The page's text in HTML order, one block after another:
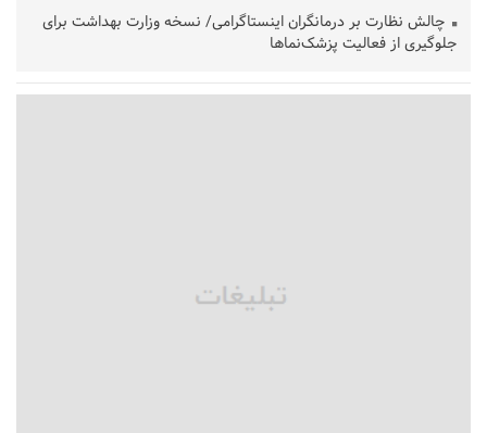
چالش نظارت بر درمانگران اینستاگرامی/ نسخه وزارت بهداشت برای
جلوگیری از فعالیت پزشک‌نماها
امیر اکرمی‌نیا: ارتش کاملاً آماده است